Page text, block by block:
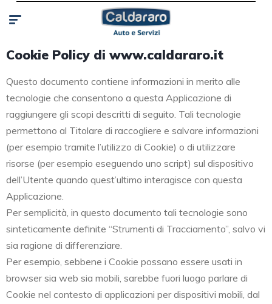
Cookie Policy di www.caldararo.it
Questo documento contiene informazioni in merito alle
tecnologie che consentono a questa Applicazione di
raggiungere gli scopi descritti di seguito. Tali tecnologie
permettono al Titolare di raccogliere e salvare informazioni
(per esempio tramite l’utilizzo di Cookie) o di utilizzare
risorse (per esempio eseguendo uno script) sul dispositivo
dell’Utente quando quest’ultimo interagisce con questa
Applicazione.
Per semplicità, in questo documento tali tecnologie sono
sinteticamente definite “Strumenti di Tracciamento”, salvo vi
sia ragione di differenziare.
Per esempio, sebbene i Cookie possano essere usati in
browser sia web sia mobili, sarebbe fuori luogo parlare di
Cookie nel contesto di applicazioni per dispositivi mobili, dal